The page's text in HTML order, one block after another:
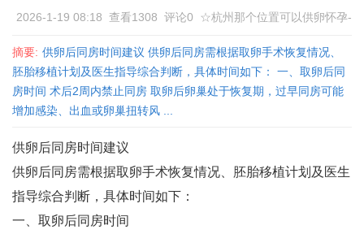
2026-1-19 08:18 查看1308 评论0
☆杭州那个位置可以供卵怀孕-
摘要: 供卵后同房时间建议 供卵后同房需根据取卵手术恢复情况、
胚胎移植计划及医生指导综合判断，具体时间如下： 一、取卵后同
房时间 术后2周内禁止同房‌ 取卵后卵巢处于恢复期，过早同房可能
增加感染、出血或卵巢扭转风 ...
供卵后同房时间建议
供卵后同房需根据取卵手术恢复情况、胚胎移植计划及医生
指导综合判断，具体时间如下：
一、取卵后同房时间